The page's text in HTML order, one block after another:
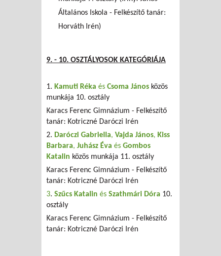
Általános Iskola - Felkészítő tanár:
Horváth Irén)
9. - 10. OSZTÁLYOSOK KATEGÓRIÁJA
1. Kamuti Réka és Csoma János közös
munkája 10. osztály
Karacs Ferenc Gimnázium - Felkészítő
tanár: Kotriczné Daróczi Irén
2. Daróczi Gabriella, Vajda János, Kiss
Barbara, Juhász Éva és Gombos
Katalin közös munkája 11. osztály
Karacs Ferenc Gimnázium - Felkészítő
tanár: Kotriczné Daróczi Irén
3. Szűcs Katalin és Szathmári Dóra 10.
osztály
Karacs Ferenc Gimnázium - Felkészítő
tanár: Kotriczné Daróczi Irén